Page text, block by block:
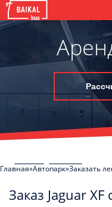
Главная Автопарк Заказать
Заказ Jaguar